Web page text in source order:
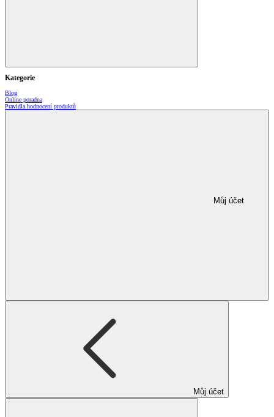
Kategorie
Blog
Online poradna
Pravidla hodnocení produktů
Můj účet
Můj účet